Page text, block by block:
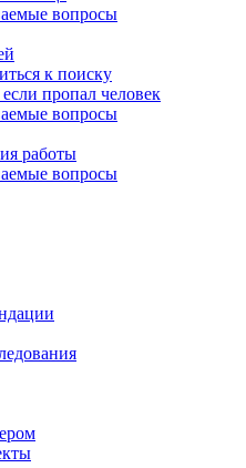
вопросы
к поиску
пропал человек
вопросы
работы
вопросы